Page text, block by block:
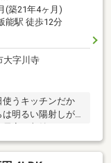
(築21年4ヶ月)
能駅 徒歩12分
大字川寺
うキッチンだか
明るい陽射しが
室に収納あり～
ウトでお好みの空
たバスルーム～